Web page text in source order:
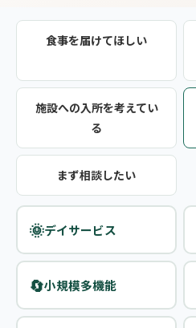
食事を届けてほしい
施設への入所を考えてい
る
まず相談したい
🌞デイサービス
🔄小規模多機能